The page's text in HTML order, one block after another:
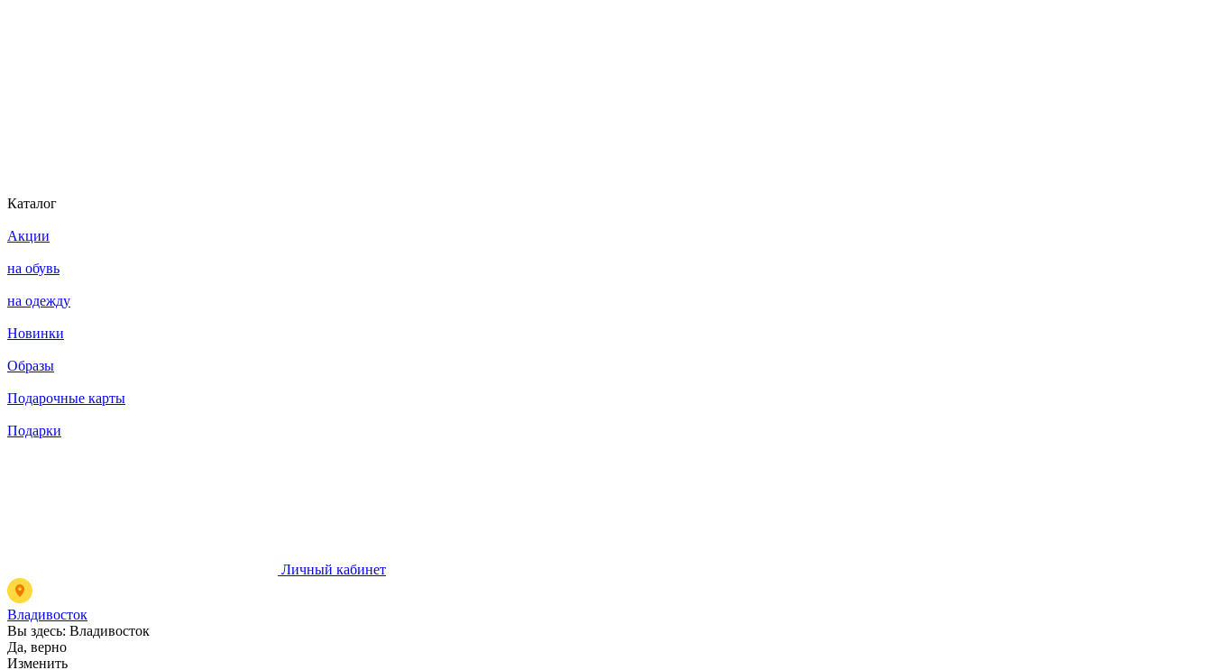
Каталог
Акции
на обувь
на одежду
Новинки
Образы
Подарочные карты
Подарки
Личный кабинет
Владивосток
Вы здесь: Владивосток
Да, верно
Изменить